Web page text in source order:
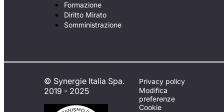
Formazione
Diritto Mirato
Somministrazione
© Synergie Italia Spa.
2019 - 2025
Privacy policy
Modifica
preferenze
Cookie